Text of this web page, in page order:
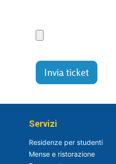
Invia ticket
Servizi
Residenze per studenti
Mense e ristorazione